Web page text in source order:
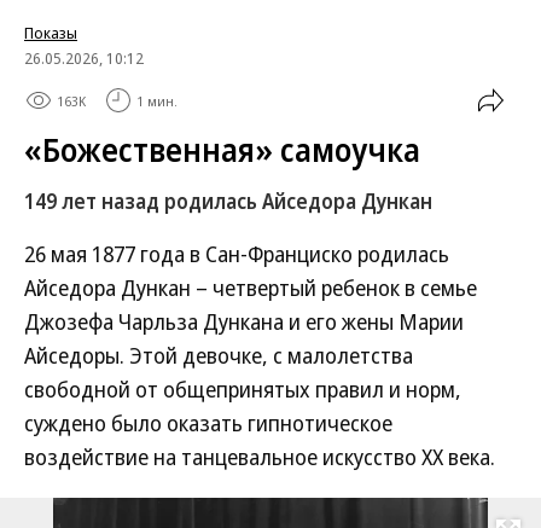
Показы
26.05.2026, 10:12
163K 1 мин.
«Божественная» самоучка
149 лет назад родилась Айседора Дункан
26 мая 1877 года в Сан-Франциско родилась
Айседора Дункан – четвертый ребенок в семье
Джозефа Чарльза Дункана и его жены Марии
Айседоры. Этой девочке, с малолетства
свободной от общепринятых правил и норм,
суждено было оказать гипнотическое
воздействие на танцевальное искусство ХХ века.